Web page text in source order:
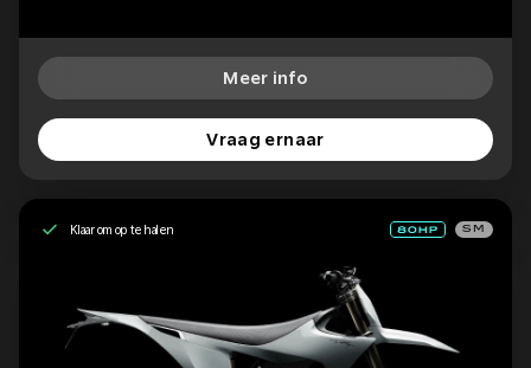
Meer info
Vraag ernaar
Klaar om op te halen SM